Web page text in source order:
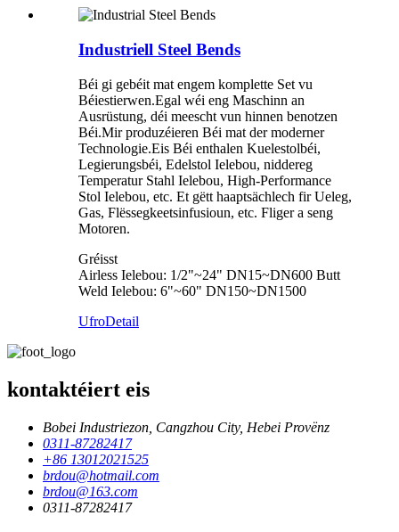
Industriell Steel Bends
Béi gi gebéit mat engem komplette Set vu
Béiestierwen.Egal wéi eng Maschinn an
Ausrüstung, déi meescht vun hinnen benotzen
Béi.Mir produzéieren Béi mat der moderner
Technologie.Eis Béi enthalen Kuelestolbéi,
Legierungsbéi, Edelstol Ielebou, niddereg
Temperatur Stahl Ielebou, High-Performance
Stol Ielebou, etc. Et gëtt haaptsächlech fir Ueleg,
Gas, Flëssegkeetsinfusioun, etc. Fliger a seng
Motoren.
Gréisst
Airless Ielebou: 1/2"~24" DN15~DN600 Butt
Weld Ielebou: 6"~60" DN150~DN1500
UfroDetail
kontaktéiert eis
Bobei Industriezon, Cangzhou City, Hebei Provënz
0311-87282417
+86 13012021525
brdou@hotmail.com
brdou@163.com
0311-87282417